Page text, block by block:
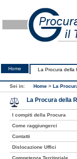
Home La Procura della
Sei in:
Home > La
La Procura della
I compiti della Procura
Come raggiungerci
Contatti
Dislocazione Uffici
Competenza Territoriale